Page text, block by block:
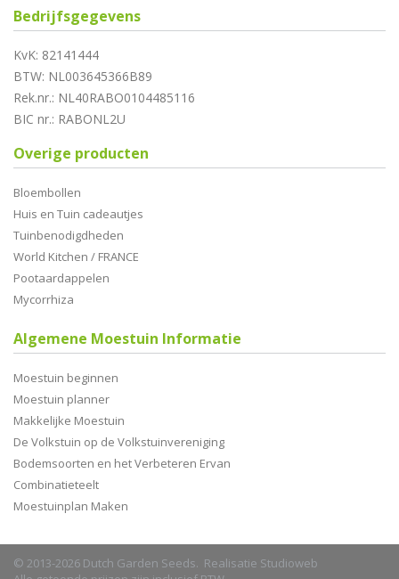
Bedrijfsgegevens
KvK: 82141444
BTW: NL003645366B89
Rek.nr.: NL40RABO0104485116
BIC nr.: RABONL2U
Overige producten
Bloembollen
Huis en Tuin cadeautjes
Tuinbenodigdheden
World Kitchen / FRANCE
Pootaardappelen
Mycorrhiza
Algemene Moestuin Informatie
Moestuin beginnen
Moestuin planner
Makkelijke Moestuin
De Volkstuin op de Volkstuinvereniging
Bodemsoorten en het Verbeteren Ervan
Combinatieteelt
Moestuinplan Maken
© 2013-2026 Dutch Garden Seeds. Realisatie Studioweb